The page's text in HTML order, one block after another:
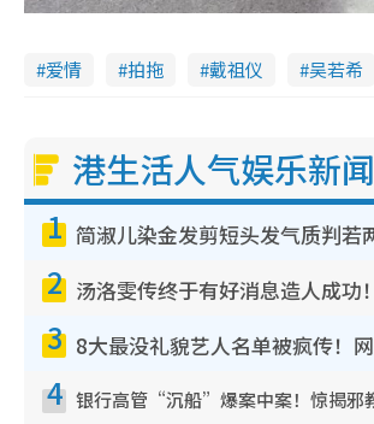
爱情 拍拖 戴祖仪 吴若希
港生活人气娱乐新闻
1
2
3
4